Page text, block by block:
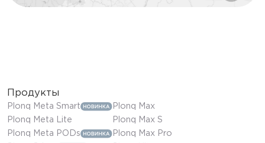
Продукты
Plonq Meta Smart
Plonq Meta Lite
Plonq Meta PODs
Plonq Max
Plonq Max S
Plonq Max Pro